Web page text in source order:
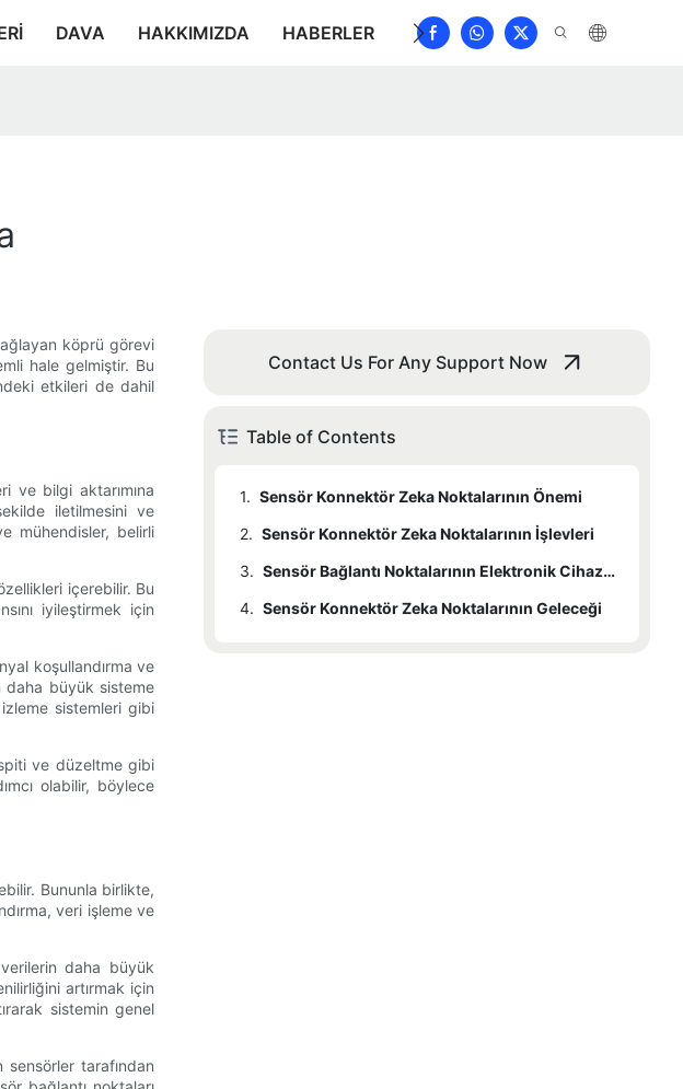
DAVA HAKKIMIZDA HABERLER İNDIRMEK BIZE ULAŞIN
köprü görevi
hale gelmiştir. Bu
etkileri de dahil
ve bilgi aktarımına
iletilmesini ve
mühendisler, belirli
içerebilir. Bu
iyileştirmek için
koşullandırma ve
daha büyük sisteme
sistemleri gibi
ve düzeltme gibi
olabilir, böylece
Bununla birlikte,
veri işleme ve
daha büyük
artırmak için
sistemin genel
tarafından
Contact Us For Any Support Now
Table of Contents
1. Sensör Konnektör Zeka Noktalarının Önemi
2. Sensör Konnektör Zeka Noktalarının İşlevleri
3.
Sensör Bağlantı Noktalarının Elektronik Cihazlar Üzerindeki Etkisi
4. Sensör Konnektör Zeka Noktalarının Geleceği